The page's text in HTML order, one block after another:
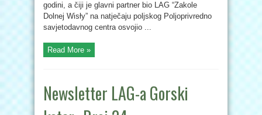
godini, a čiji je glavni partner bio LAG “Zakole
Dolnej Wisły” na natječaju poljskog Poljoprivredno
savjetodavnog centra osvojio ...
Read More »
Newsletter LAG-a Gorski